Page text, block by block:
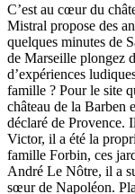
C’est au cœur du
Mistral propose des
quelques minutes de
de Marseille plongez
d’expériences
famille ? Pour le site
château de la Barben
déclaré de Provence.
Victor, il a été la
famille Forbin, ces
André Le Nôtre, il a
sœur de Napoléon.